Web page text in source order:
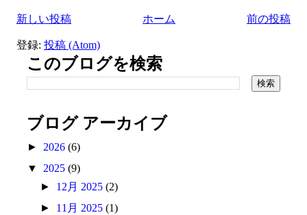
新しい投稿 前の投稿
ホーム
登録: 投稿 (Atom)
このブログを検索
ブログ アーカイブ
► 2026 (6)
▼ 2025 (9)
► 12月 2025(2)
► 11月 2025(1)